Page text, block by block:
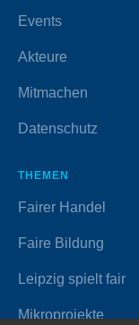
Events
Akteure
Mitmachen
Datenschutz
THEMEN
Fairer Handel
Faire Bildung
Leipzig spielt fair
Mikroprojekte